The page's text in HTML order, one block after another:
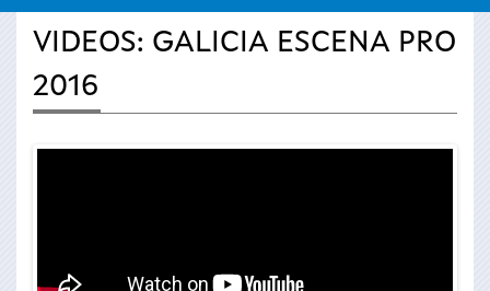
Vostede
aquí
VIDEOS: GALICIA ESCENA PRO
2016